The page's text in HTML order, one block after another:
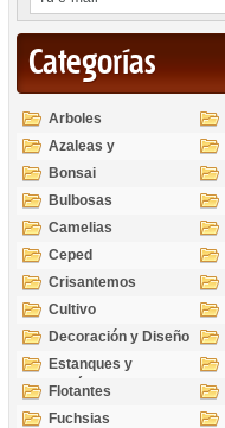
Categorías
Arboles
Azaleas y
Rododendros
Bonsai
Bulbosas
Camelias
Ceped
Crisantemos
Cultivo
Decoración y Diseño
Estanques y
Acuáticas
Flotantes
Fuchsias